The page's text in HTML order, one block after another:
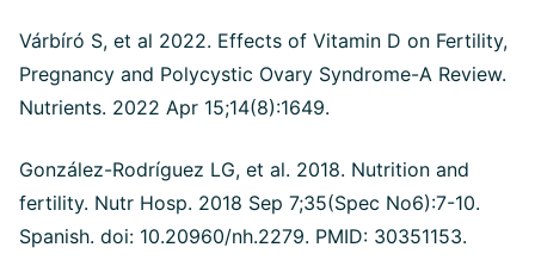
Várbíró S, et al 2022. Effects of Vitamin D on Fertility,
Pregnancy and Polycystic Ovary Syndrome-A Review.
Nutrients. 2022 Apr 15;14(8):1649.
González-Rodríguez LG, et al. 2018. Nutrition and
fertility. Nutr Hosp. 2018 Sep 7;35(Spec No6):7-10.
Spanish. doi: 10.20960/nh.2279. PMID: 30351153.